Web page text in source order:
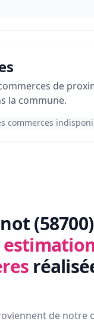
de
la commune.
commerces
de notre